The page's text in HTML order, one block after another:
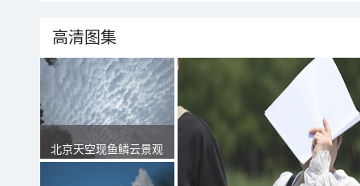
高清图集
北京天空现鱼鳞云景观